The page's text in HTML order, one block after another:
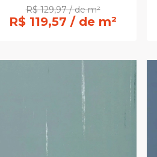
R$ 129,97 / de m²
R$ 119,57 / de m²